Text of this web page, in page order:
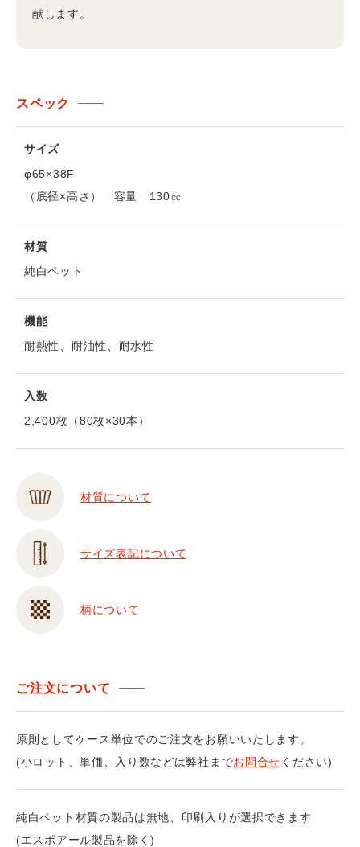
献します。
スペック
サイズ
φ65×38F
（底径×高さ） 容量 130㏄
材質
純白ペット
機能
耐熱性、耐油性、耐水性
入数
2,400枚（80枚×30本）
材質について
サイズ表記について
柄について
ご注文について
原則としてケース単位でのご注文をお願いいたします。
(小ロット、単価、入り数などは弊社までお問合せ ください)
純白ペット材質の製品は無地、印刷入りが選択できます
(エスポアール製品を除く)